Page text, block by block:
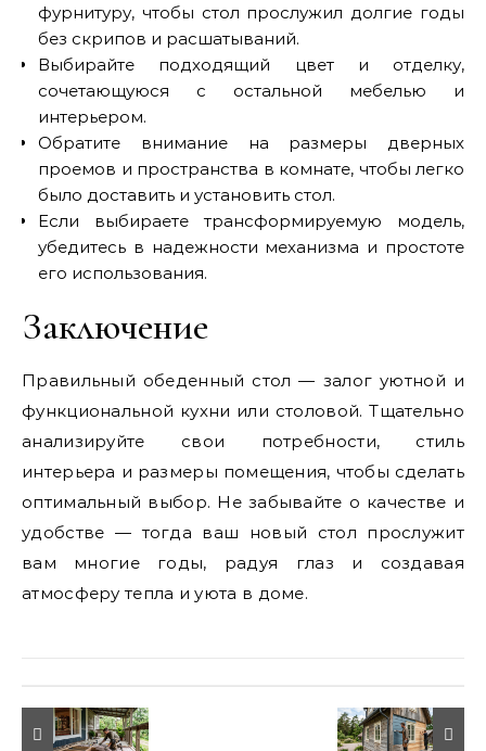
фурнитуру, чтобы стол прослужил долгие годы
без скрипов и расшатываний.
Выбирайте подходящий цвет и отделку,
сочетающуюся с остальной мебелью и
интерьером.
Обратите внимание на размеры дверных
проемов и пространства в комнате, чтобы легко
было доставить и установить стол.
Если выбираете трансформируемую модель,
убедитесь в надежности механизма и простоте
его использования.
Заключение
Правильный обеденный стол — залог уютной и
функциональной кухни или столовой. Тщательно
анализируйте свои потребности, стиль
интерьера и размеры помещения, чтобы сделать
оптимальный выбор. Не забывайте о качестве и
удобстве — тогда ваш новый стол прослужит
вам многие годы, радуя глаз и создавая
атмосферу тепла и уюта в доме.